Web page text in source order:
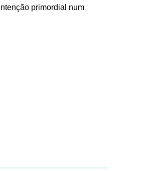
primordial num